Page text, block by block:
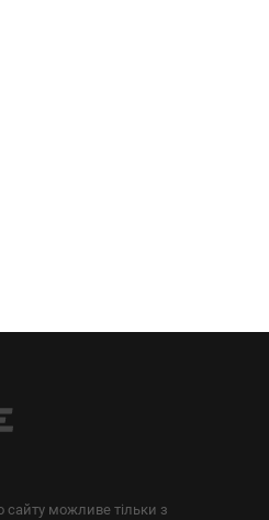
сайту можливе тільки з